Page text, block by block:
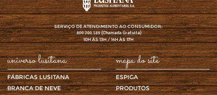
SERVIÇO DE ATENDIMENTO AO CONSUMIDOR:
800 200 189(Chamada Gratuita)
10H ÀS 13H / 14H ÀS 17H
universo lusitana
FÁBRICAS LUSITANA
BRANCA DE NEVE
mapa do site
ESPIGA
PRODUTOS